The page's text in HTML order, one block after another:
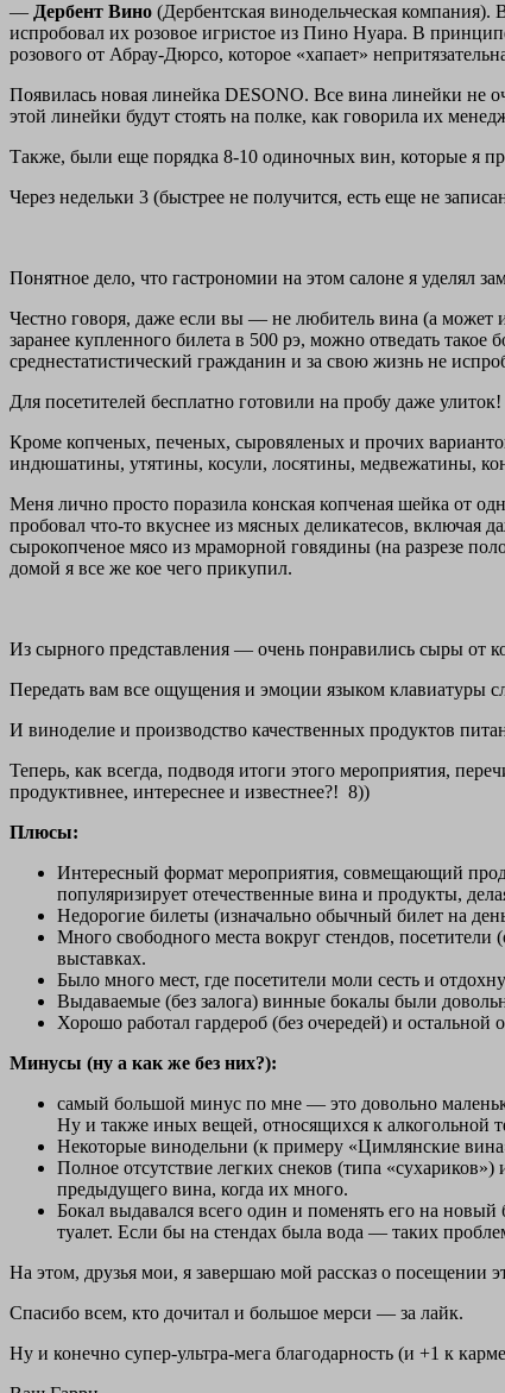
— Дербент Вино (Дербентская винодельческая
испробовал их розовое игристое из Пино Нуара. В
розового от Абрау-Дюрсо, которое «хапает»
Появилась новая линейка DESONO. Все вина линейки не
этой линейки будут стоять на полке, как говорила их
Также, были еще порядка 8-10 одиночных вин, которые я
Через недельки 3 (быстрее не получится, есть еще не
Понятное дело, что гастрономии на этом салоне я уделял
Честно говоря, даже если вы — не любитель вина (а может
заранее купленного билета в 500 рэ, можно отведать
среднестатистический гражданин и за свою жизнь не
Для посетителей бесплатно готовили на пробу даже улиток!
Кроме копченых, печеных, сыровяленых и прочих
индюшатины, утятины, косули, лосятины, медвежатины,
Меня лично просто поразила конская копченая шейка от
пробовал что-то вкуснее из мясных деликатесов, включая
сырокопченое мясо из мраморной говядины (на разрезе
домой я все же кое чего прикупил.
Из сырного представления — очень понравились сыры
Передать вам все ощущения и эмоции языком клавиатуры
И виноделие и производство качественных продуктов
Теперь, как всегда, подводя итоги этого мероприятия,
продуктивнее, интереснее и известнее?! 8))
Плюсы:
Интересный формат мероприятия, совмещающий
популяризирует отечественные вина и продукты,
Недорогие билеты (изначально обычный билет на
Много свободного места вокруг стендов,
выставках.
Было много мест, где посетители моли сесть и
Выдаваемые (без залога) винные бокалы были
Хорошо работал гардероб (без очередей) и
Минусы (ну а как же без них?):
самый большой минус по мне — это довольно
Ну и также иных вещей, относящихся к алкогольной
Некоторые винодельни (к примеру «Цимлянские
Полное отсутствие легких снеков (типа
предыдущего вина, когда их много.
Бокал выдавался всего один и поменять его на
туалет. Если бы на стендах была вода — таких
На этом, друзья мои, я завершаю мой рассказ о посещении
Спасибо всем, кто дочитал и большое мерси — за лайк.
Ну и конечно супер-ультра-мега благодарность (и +1 к